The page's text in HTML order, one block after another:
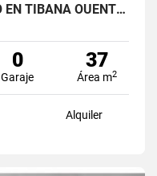
SE ARRIENDA APARTAMENTO EN TIBANA OUENTE ARANDA CONJUNTO OPORTO
0
Garaje
37
Área m2
Alquiler